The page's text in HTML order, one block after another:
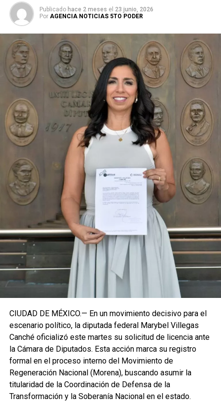
Durante su encargo en la Cámara Alta, Gino Segura centró
su agenda legislativa en iniciativas orientadas a
robustecer el desarrollo económico, la sustentabilidad
turística y la equidad social. Sin embargo, enfatizó que la
coyuntura actual exige priorizar la organización comunitaria
para asegurar la continuidad del proyecto político en la
región sureste del país.
Con esta determinación, el senador abre una etapa
decisiva en su trayectoria pública, apostando por una
estrategia de cercanía ciudadana. Su retorno a Quintana
Roo busca garantizar la cohesión de las estructuras de
izquierda de cara a los próximos retos políticos. El relevo
institucional se procesará conforme a los tiempos legales
establecidos, manteniendo la continuidad de la
representación parlamentaria del estado.
Fuente: 5to Poder Agencia de Noticias
Publicado hace 2 meses el 23 junio, 2026
Por AGENCIA NOTICIAS 5TO PODER
CIUDAD DE MÉXICO.— En un movimiento decisivo para el
escenario político, la diputada federal Marybel Villegas
Canché oficializó este martes su solicitud de licencia ante
la Cámara de Diputados. Esta acción marca su registro
formal en el proceso interno del Movimiento de
Regeneración Nacional (Morena), buscando asumir la
titularidad de la Coordinación de Defensa de la
Transformación y la Soberanía Nacional en el estado.